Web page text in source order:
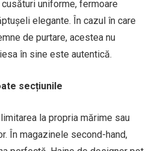
uniforme, fermoare
elegante. În cazul în care
de purtare, acestea nu
în sine este autentică.
secțiunile
la propria mărime sau
În magazinele second-hand,